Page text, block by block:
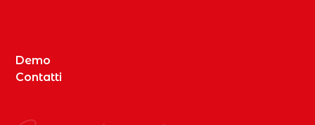
Demo
Contatti